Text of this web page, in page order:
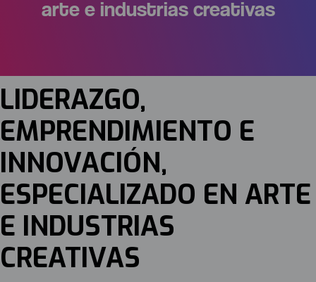
arte e industrias creativas
LIDERAZGO,
EMPRENDIMIENTO E
INNOVACIÓN,
ESPECIALIZADO EN ARTE
E INDUSTRIAS
CREATIVAS